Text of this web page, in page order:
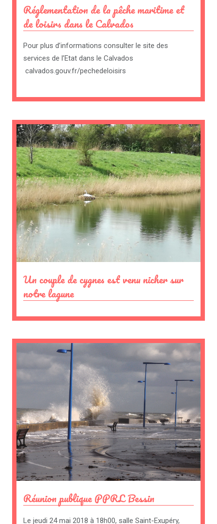
Réglementation de la pêche maritime et
de loisirs dans le Calvados
Pour plus d’informations consulter le site des
services de l’Etat dans le Calvados
calvados.gouv.fr/pechedeloisirs
Un couple de cygnes est venu nicher sur
notre lagune
Réunion publique PPRL Bessin
Le jeudi 24 mai 2018 à 18h00, salle Saint-Exupéry,